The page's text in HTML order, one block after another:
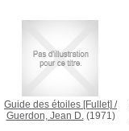
Guide des étoiles [Fullet] /
Guerdon, Jean D.(1971)